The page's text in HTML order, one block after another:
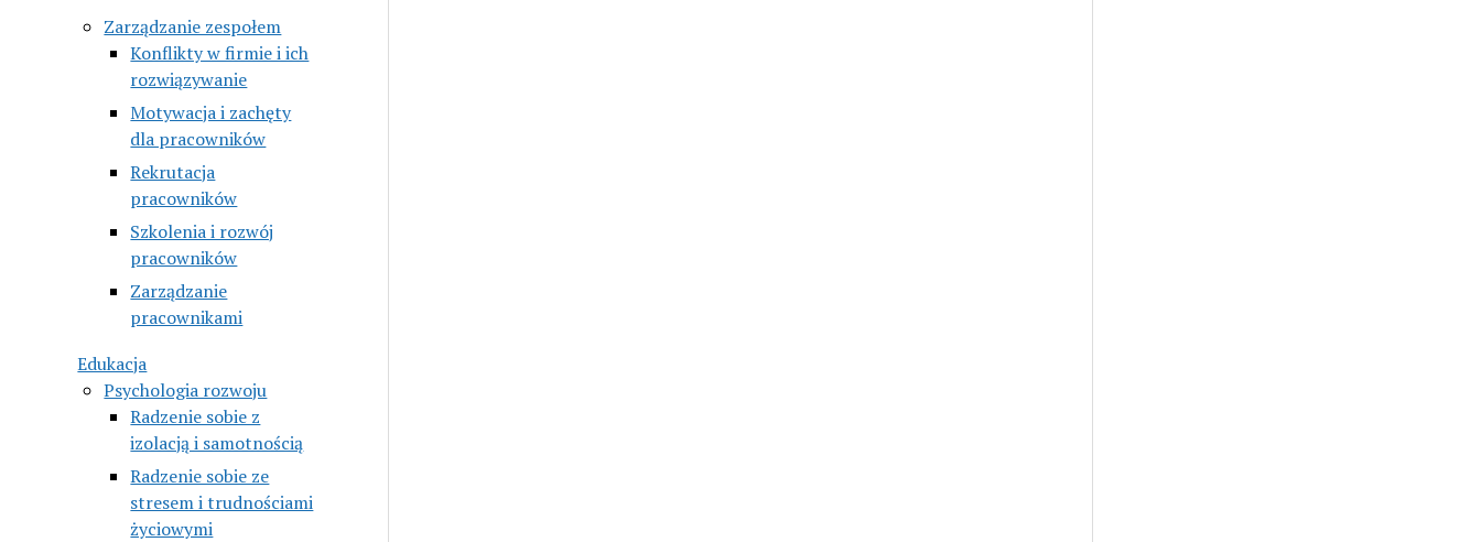
Zarządzanie zespołem
Konflikty w firmie i ich
rozwiązywanie
Motywacja i zachęty
dla pracowników
Rekrutacja
pracowników
Szkolenia i rozwój
pracowników
Zarządzanie
pracownikami
Edukacja
Psychologia rozwoju
Radzenie sobie z
izolacją i samotnością
Radzenie sobie ze
stresem i trudnościami
życiowymi